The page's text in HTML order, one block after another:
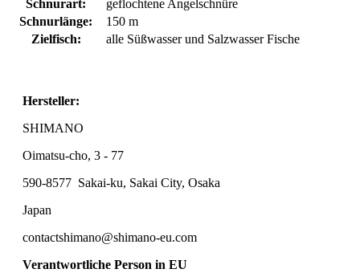
Schnurart:
geflochtene Angelschnüre
Schnurlänge:
150 m
Zielfisch:
alle Süßwasser und Salzwasser Fische
Hersteller:
SHIMANO
Oimatsu-cho, 3 - 77
590-8577 Sakai-ku, Sakai City, Osaka
Japan
contactshimano@shimano-eu.com
Verantwortliche Person in EU